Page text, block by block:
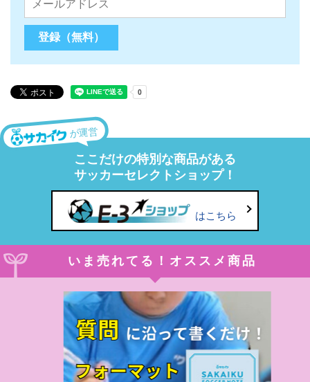
が運営
ここだけの特別な商品がある
サッカーセレクトショップ！
はこちら
いま売れてる！オススメ商品